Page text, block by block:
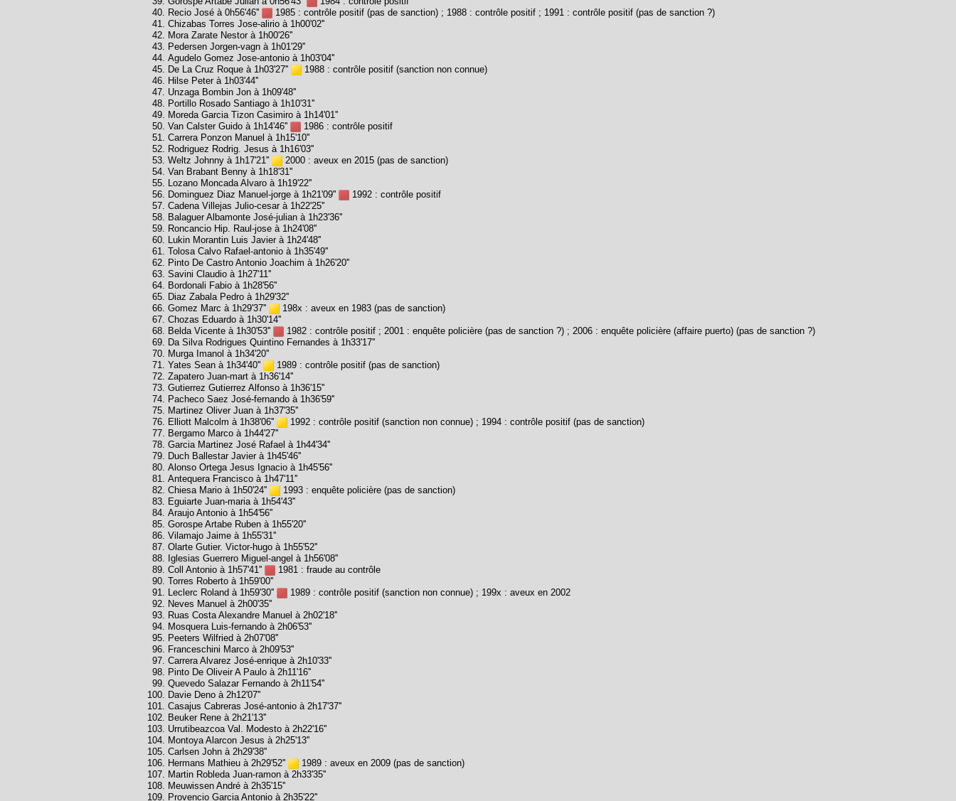
Recio José à 0h56'46''
1985 : contrôle positif (pas de sanction) ; 1988 : contrôle positif ; 1991 : contrôle positif (pas de sanction ?)
Chizabas Torres Jose-alirio à 1h00'02''
Mora Zarate Nestor à 1h00'26''
Pedersen Jorgen-vagn à 1h01'29''
Agudelo Gomez Jose-antonio à 1h03'04''
De La Cruz Roque à 1h03'27''
1988 : contrôle positif (sanction non connue)
Hilse Peter à 1h03'44''
Unzaga Bombin Jon à 1h09'48''
Portillo Rosado Santiago à 1h10'31''
Moreda Garcia Tizon Casimiro à 1h14'01''
Van Calster Guido à 1h14'46''
1986 : contrôle positif
Carrera Ponzon Manuel à 1h15'10''
Rodriguez Rodrig. Jesus à 1h16'03''
Weltz Johnny à 1h17'21''
2000 : aveux en 2015 (pas de sanction)
Van Brabant Benny à 1h18'31''
Lozano Moncada Alvaro à 1h19'22''
Dominguez Diaz Manuel-jorge à 1h21'09''
1992 : contrôle positif
Cadena Villejas Julio-cesar à 1h22'25''
Balaguer Albamonte José-julian à 1h23'36''
Roncancio Hip. Raul-jose à 1h24'08''
Lukin Morantin Luis Javier à 1h24'48''
Tolosa Calvo Rafael-antonio à 1h35'49''
Pinto De Castro Antonio Joachim à 1h26'20''
Savini Claudio à 1h27'11''
Bordonali Fabio à 1h28'56''
Diaz Zabala Pedro à 1h29'32''
Gomez Marc à 1h29'37''
198x : aveux en 1983 (pas de sanction)
Chozas Eduardo à 1h30'14''
Belda Vicente à 1h30'53''
1982 : contrôle positif ; 2001 : enquête policière (pas de sanction ?) ; 2006 : enquête policière (affaire puerto) (pas de sanction ?)
Da Silva Rodrigues Quintino Fernandes à 1h33'17''
Murga Imanol à 1h34'20''
Yates Sean à 1h34'40''
1989 : contrôle positif (pas de sanction)
Zapatero Juan-mart à 1h36'14''
Gutierrez Gutierrez Alfonso à 1h36'15''
Pacheco Saez José-fernando à 1h36'59''
Martinez Oliver Juan à 1h37'35''
Elliott Malcolm à 1h38'06''
1992 : contrôle positif (sanction non connue) ; 1994 : contrôle positif (pas de sanction)
Bergamo Marco à 1h44'27''
Garcia Martinez José Rafael à 1h44'34''
Duch Ballestar Javier à 1h45'46''
Alonso Ortega Jesus Ignacio à 1h45'56''
Antequera Francisco à 1h47'11''
Chiesa Mario à 1h50'24''
1993 : enquête policière (pas de sanction)
Eguiarte Juan-maria à 1h54'43''
Araujo Antonio à 1h54'56''
Gorospe Artabe Ruben à 1h55'20''
Vilamajo Jaime à 1h55'31''
Olarte Gutier. Victor-hugo à 1h55'52''
Iglesias Guerrero Miguel-angel à 1h56'08''
Coll Antonio à 1h57'41''
1981 : fraude au contrôle
Torres Roberto à 1h59'00''
Leclerc Roland à 1h59'30''
1989 : contrôle positif (sanction non connue) ; 199x : aveux en 2002
Neves Manuel à 2h00'35''
Ruas Costa Alexandre Manuel à 2h02'18''
Mosquera Luis-fernando à 2h06'53''
Peeters Wilfried à 2h07'08''
Franceschini Marco à 2h09'53''
Carrera Alvarez José-enrique à 2h10'33''
Pinto De Oliveir A Paulo à 2h11'16''
Quevedo Salazar Fernando à 2h11'54''
Davie Deno à 2h12'07''
Casajus Cabreras José-antonio à 2h17'37''
Beuker Rene à 2h21'13''
Urrutibeazcoa Val. Modesto à 2h22'16''
Montoya Alarcon Jesus à 2h25'13''
Carlsen John à 2h29'38''
Hermans Mathieu à 2h29'52''
1989 : aveux en 2009 (pas de sanction)
Martin Robleda Juan-ramon à 2h33'35''
Meuwissen André à 2h35'15''
Provencio Garcia Antonio à 2h35'22''